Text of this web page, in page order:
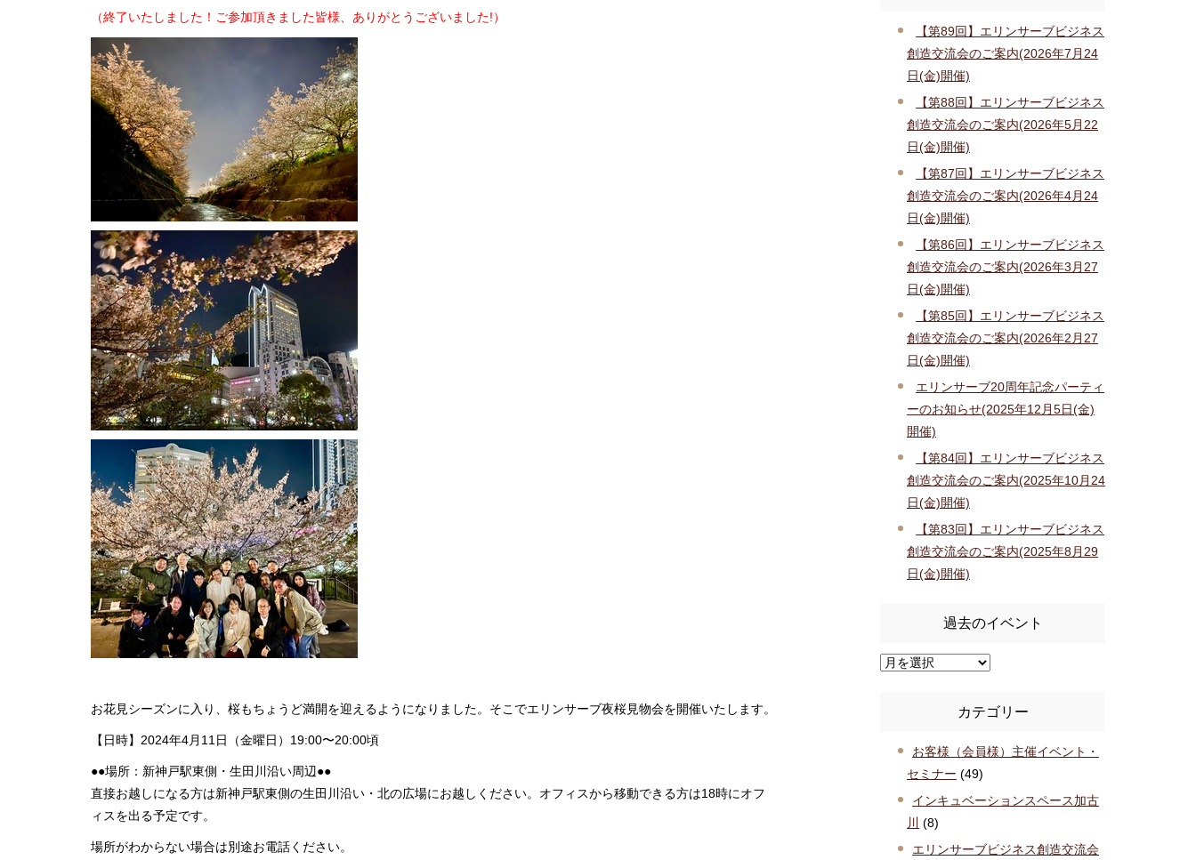
（終了いたしました！ご参加頂きました皆様、ありがとうございました!）
お花見シーズンに入り、桜もちょうど満開を迎えるようになりました。そこでエリンサーブ夜桜見物会を開催いたします。
【日時】2024年4月11日（金曜日）19:00〜20:00頃
●●場所：新神戸駅東側・生田川沿い周辺●●
直接お越しになる方は新神戸駅東側の生田川沿い・北の広場にお越しください。オフィスから移動できる方は18時にオフ
ィスを出る予定です。
場所がわからない場合は別途お電話ください。
【第89回】エリンサーブビジネス
創造交流会のご案内(2026年7月24
日(金)開催)
【第88回】エリンサーブビジネス
創造交流会のご案内(2026年5月22
日(金)開催)
【第87回】エリンサーブビジネス
創造交流会のご案内(2026年4月24
日(金)開催)
【第86回】エリンサーブビジネス
創造交流会のご案内(2026年3月27
日(金)開催)
【第85回】エリンサーブビジネス
創造交流会のご案内(2026年2月27
日(金)開催)
エリンサーブ20周年記念パーティ
ーのお知らせ(2025年12月5日(金)
開催)
【第84回】エリンサーブビジネス
創造交流会のご案内(2025年10月24
日(金)開催)
【第83回】エリンサーブビジネス
創造交流会のご案内(2025年8月29
日(金)開催)
過去のイベント
カテゴリー
お客様（会員様）主催イベント・
セミナー (49)
インキュベーションスペース加古
川
(8)
エリンサーブビジネス創造交流会